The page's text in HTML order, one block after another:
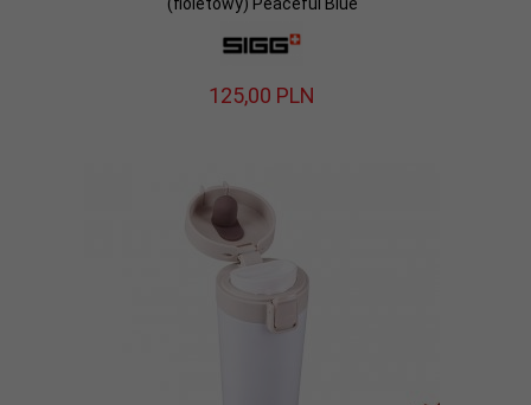
(fioletowy) Peaceful Blue
125,00 PLN